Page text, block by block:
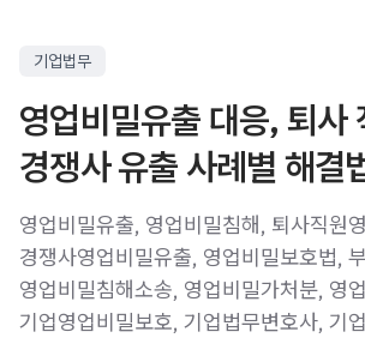
기업법무
영업비밀유출 대응, 퇴사
경쟁사 유출 사례별 해결
영업비밀유출, 영업비밀침해, 퇴사직원
경쟁사영업비밀유출, 영업비밀보호법,
영업비밀침해소송, 영업비밀가처분, 영
기업영업비밀보호, 기업법무변호사, 기